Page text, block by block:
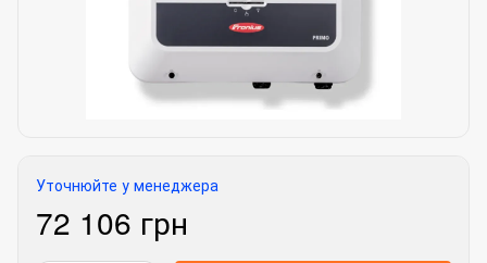
Уточнюйте у менеджера
72 106 грн